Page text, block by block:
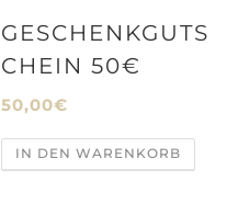
GESCHENKGUTS
CHEIN 50€
50,00€
IN DEN WARENKORB